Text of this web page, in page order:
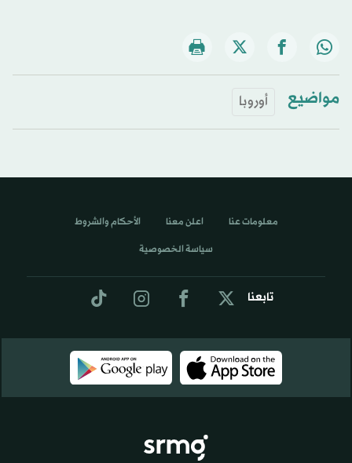
مواضيع أوروبا
تابعنا
معلومات عنا اعلن معنا الأحكام والشروط
سياسة الخصوصية